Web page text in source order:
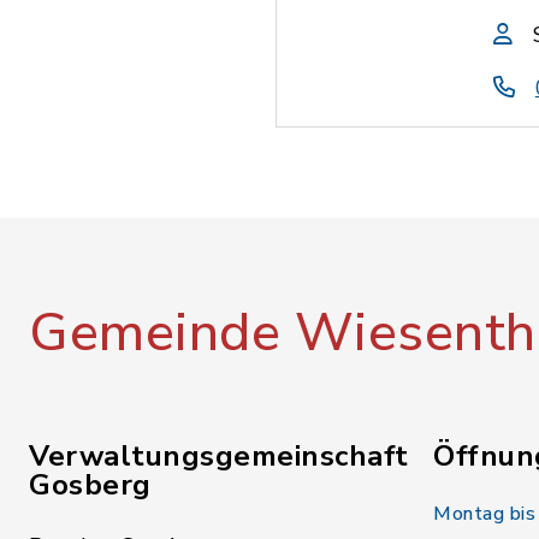
Gemeinde
Verwaltungsgemeinschaft
Gosberg
Montag